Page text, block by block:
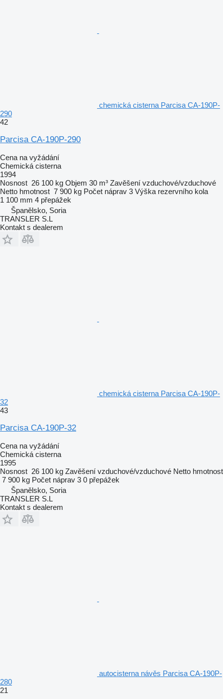
chemická cisterna Parcisa CA-190P-
290
42
Parcisa CA-190P-290
Cena na vyžádání
Chemická cisterna
1994
Nosnost 26 100 kg Objem 30 m³ Zavěšení vzduchové/vzduchové
Netto hmotnost 7 900 kg Počet náprav 3 Výška rezervního kola
1 100 mm 4 přepážek
Španělsko, Soria
TRANSLER S.L
Kontakt s dealerem
chemická cisterna Parcisa CA-190P-
32
43
Parcisa CA-190P-32
Cena na vyžádání
Chemická cisterna
1995
Nosnost 26 100 kg Zavěšení vzduchové/vzduchové Netto hmotnost
7 900 kg Počet náprav 3 0 přepážek
Španělsko, Soria
TRANSLER S.L
Kontakt s dealerem
autocisterna návěs Parcisa CA-190P-
280
21